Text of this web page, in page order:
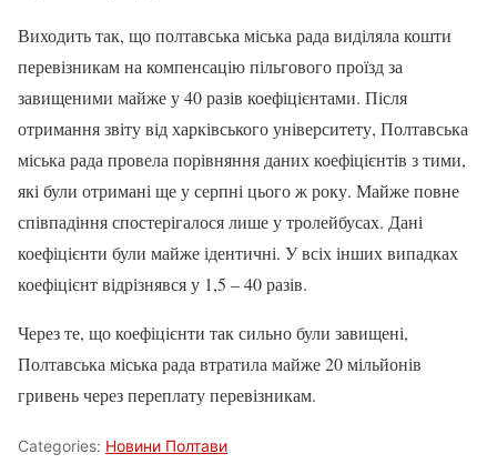
Виходить так, що полтавська міська рада виділяла кошти
перевізникам на компенсацію пільгового проїзд за
завищеними майже у 40 разів коефіцієнтами. Після
отримання звіту від харківського університету, Полтавська
міська рада провела порівняння даних коефіцієнтів з тими,
які були отримані ще у серпні цього ж року. Майже повне
співпадіння спостерігалося лише у тролейбусах. Дані
коефіцієнти були майже ідентичні. У всіх інших випадках
коефіцієнт відрізнявся у 1,5 – 40 разів.
Через те, що коефіцієнти так сильно були завищені,
Полтавська міська рада втратила майже 20 мільйонів
гривень через переплату перевізникам.
Categories: Новини Полтави